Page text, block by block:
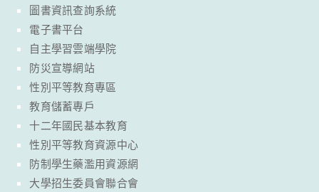
圖書資訊查詢系統
電子書平台
自主學習雲端學院
防災宣導網站
性別平等教育專區
教育儲蓄專戶
十二年國民基本教育
性別平等教育資源中心
防制學生藥濫用資源網
大學招生委員會聯合會